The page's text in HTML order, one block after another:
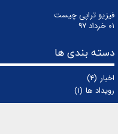
فیزیو تراپی چیست
۰۱ خرداد ۹۷
دسته بندی ها
اخبار (۴)
رویداد ها (۱)